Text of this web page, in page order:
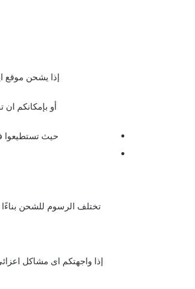
إذا يشحن موقع
أو بإمكانكم
حيث تستطيعوا
تختلف الرسوم للشحن
إذا واجهتكم اى مشاكل